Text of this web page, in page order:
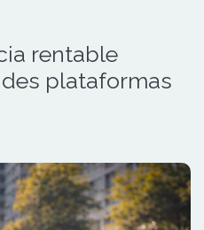
rentable
plataformas